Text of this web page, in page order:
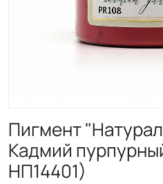
Пигмент
Кадмий
НП14401)